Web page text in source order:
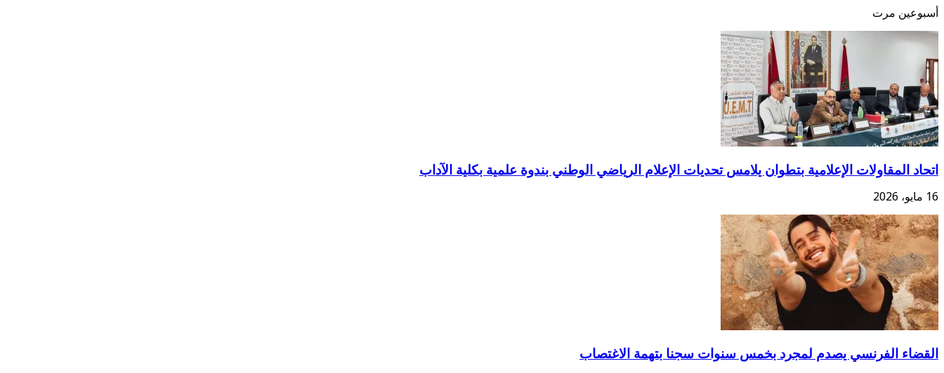
أسبوعين مرت
اتحاد المقاولات الإعلامية بتطوان يلامس تحديات الإعلام الرياضي الوطني بندوة علمية بكلية الآداب
16 مايو، 2026
القضاء الفرنسي يصدم لمجرد بخمس سنوات سجنا بتهمة الاغتصاب